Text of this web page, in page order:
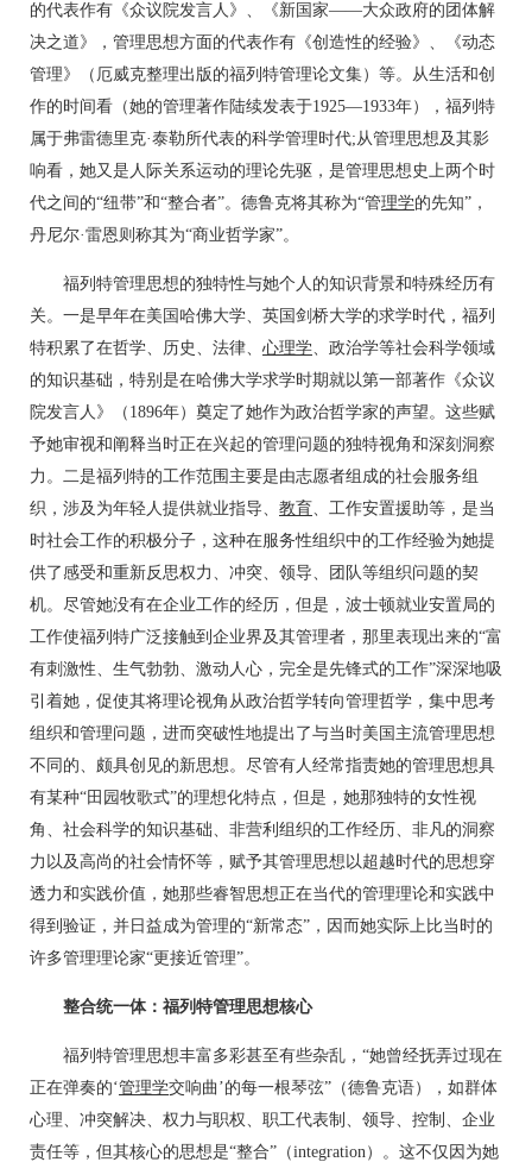
的代表作有《众议院发言人》、《新国家——大众政府的团体解
决之道》，管理思想方面的代表作有《创造性的经验》、《动态
管理》（厄威克整理出版的福列特管理论文集）等。从生活和创
作的时间看（她的管理著作陆续发表于1925—1933年），福列特
属于弗雷德里克·泰勒所代表的科学管理时代;从管理思想及其影
响看，她又是人际关系运动的理论先驱，是管理思想史上两个时
代之间的“纽带”和“整合者”。德鲁克将其称为“管理学的先知”，
丹尼尔·雷恩则称其为“商业哲学家”。
福列特管理思想的独特性与她个人的知识背景和特殊经历有
关。一是早年在美国哈佛大学、英国剑桥大学的求学时代，福列
特积累了在哲学、历史、法律、 心理学、政治学等社会科学领域
的知识基础，特别是在哈佛大学求学时期就以第一部著作《众议
院发言人》（1896年）奠定了她作为政治哲学家的声望。这些赋
予她审视和阐释当时正在兴起的管理问题的独特视角和深刻洞察
力。二是福列特的工作范围主要是由志愿者组成的社会服务组
织，涉及为年轻人提供就业指导、 教育、工作安置援助等，是当
时社会工作的积极分子，这种在服务性组织中的工作经验为她提
供了感受和重新反思权力、冲突、领导、团队等组织问题的契
机。尽管她没有在企业工作的经历，但是，波士顿就业安置局的
工作使福列特广泛接触到企业界及其管理者，那里表现出来的“富
有刺激性、生气勃勃、激动人心，完全是先锋式的工作”深深地吸
引着她，促使其将理论视角从政治哲学转向管理哲学，集中思考
组织和管理问题，进而突破性地提出了与当时美国主流管理思想
不同的、颇具创见的新思想。尽管有人经常指责她的管理思想具
有某种“田园牧歌式”的理想化特点，但是，她那独特的女性视
角、社会科学的知识基础、非营利组织的工作经历、非凡的洞察
力以及高尚的社会情怀等，赋予其管理思想以超越时代的思想穿
透力和实践价值，她那些睿智思想正在当代的管理理论和实践中
得到验证，并日益成为管理的“新常态”，因而她实际上比当时的
许多管理理论家“更接近管理”。
整合统一体： 福列特管理思想核心
福列特管理思想丰富多彩甚至有些杂乱，“她曾经抚弄过现在
正在弹奏的‘管理学交响曲’的每一根琴弦”（德鲁克语），如群体
心理、冲突解决、权力与职权、职工代表制、领导、控制、企业
责任等，但其核心的思想是“整合”（integration）。这不仅因为她